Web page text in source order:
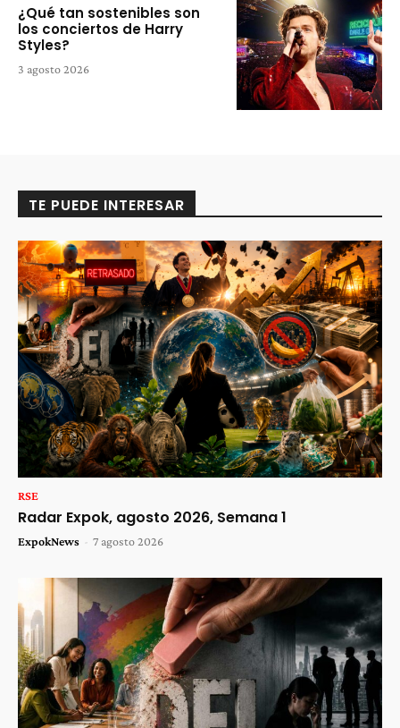
¿Qué tan sostenibles son
los conciertos de Harry
Styles?
3 agosto 2026
TE PUEDE INTERESAR
RSE
Radar Expok, agosto 2026, Semana 1
ExpokNews - 7 agosto 2026